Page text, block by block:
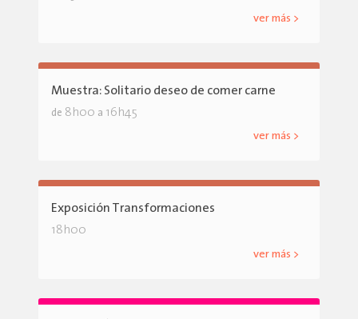
ver más >
Muestra: Solitario deseo de comer carne
de 8h00 a 16h45
ver más >
Exposición Transformaciones
18h00
ver más >